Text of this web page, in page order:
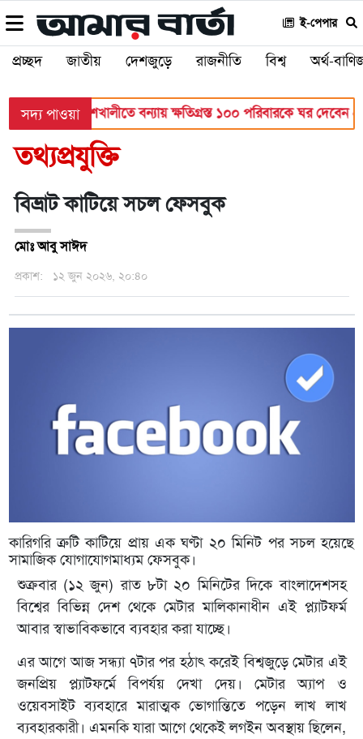
ই-পেপার
প্রচ্ছদ জাতীয় দেশজুড়ে রাজনীতি বিশ্ব অর্থ-
সদ্য পাওয়াবাঁশখালীতে বন্যায় ক্ষতিগ্রস্ত ১০০ পরিবারকে ঘর দেবেন
তথ্যপ্রযুক্তি
বিভ্রাট কাটিয়ে সচল ফেসবুক
মোঃ আবু সাঈদ
প্রকাশ: ১২ জুন ২০২৬, ২০:৪০
কারিগরি ত্রুটি কাটিয়ে প্রায় এক ঘণ্টা ২০ মিনিট পর সচল হয়েছে
সামাজিক যোগাযোগমাধ্যম ফেসবুক।
শুক্রবার (১২ জুন) রাত ৮টা ২০ মিনিটের দিকে বাংলাদেশসহ
বিশ্বের বিভিন্ন দেশ থেকে মেটার মালিকানাধীন এই প্ল্যাটফর্ম
আবার স্বাভাবিকভাবে ব্যবহার করা যাচ্ছে।
এর আগে আজ সন্ধ্যা ৭টার পর হঠাৎ করেই বিশ্বজুড়ে মেটার এই
জনপ্রিয় প্ল্যাটফর্মে বিপর্যয় দেখা দেয়। মেটার অ্যাপ ও
ওয়েবসাইট ব্যবহারে মারাত্মক ভোগান্তিতে পড়েন লাখ লাখ
ব্যবহারকারী। এমনকি যারা আগে থেকেই লগইন অবস্থায় ছিলেন,